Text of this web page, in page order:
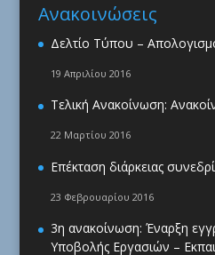
Ανακοινώσεις
Δελτίο Τύπου –
19 Απριλίου 2016
Τελική Ανακοίνωση:
22 Μαρτίου 2016
Επέκταση διάρκειας
23 Φεβρουαρίου 2016
3η ανακοίνωση: Έναρξη
Υποβολής Εργασιών –